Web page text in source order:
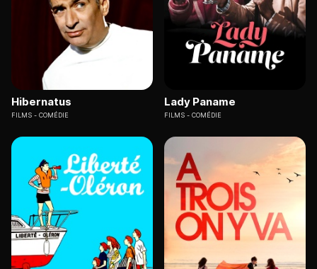
Hibernatus
FILMS COMÉDIE
Lady Paname
FILMS COMÉDIE